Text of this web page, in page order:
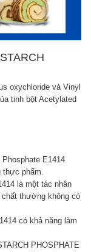
oxychloride và Vinyl
tinh bột Acetylated
E1414
thực phẩm.
là một tác nhân
chất thường không có
có khả năng làm
PHOSPHATE